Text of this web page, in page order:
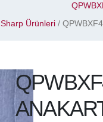
Sharp Ürünleri /